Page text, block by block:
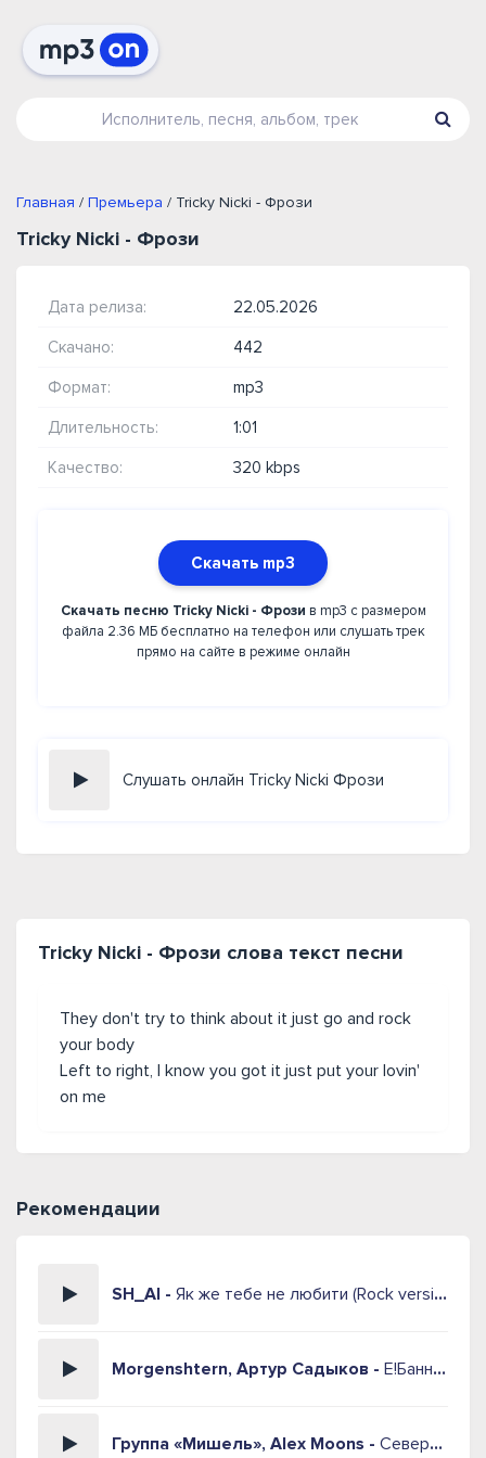
Главная / Премьера / Tricky Nicki - Фрози
Tricky Nicki - Фрози
Дата релиза: 22.05.2026
Скачано: 442
Формат: mp3
Длительность: 1:01
Качество: 320 kbps
Скачать mp3
Скачать песню Tricky Nicki - Фрози в mp3 с размером
файла 2.36 МБ бесплатно на телефон или слушать трек
прямо на сайте в режиме онлайн
Слушать онлайн Tricky Nicki Фрози
Tricky Nicki - Фрози слова текст песни
They don't try to think about it just go and rock
your body
Left to right, I know you got it just put your lovin'
on me
Рекомендации
SH_AI - Як же тебе не любити (Rock version)
Morgenshtern, Артур Садыков - Е!Банная (Rock Remix)
Группа «Мишель», Alex Moons - Северный Ветер (Alex Moons Rock Remix)